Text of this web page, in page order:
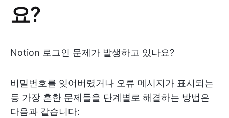
요?
Notion 로그인 문제가 발생하고 있나요?
비밀번호를 잊어버렸거나 오류 메시지가 표시되는
등 가장 흔한 문제들을 단계별로 해결하는 방법은
다음과 같습니다: